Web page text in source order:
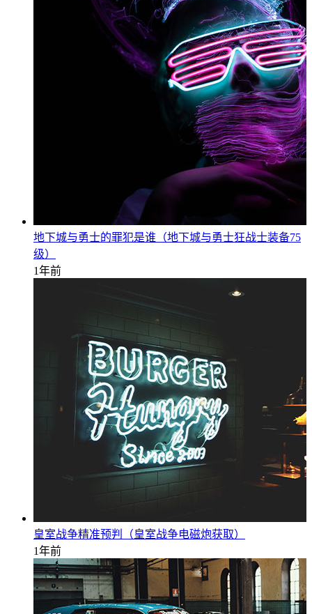
地下城与勇士的罪犯是谁（地下城与勇士狂战士装备75
级）
1年前
皇室战争精准预判（皇室战争电磁炮获取）
1年前